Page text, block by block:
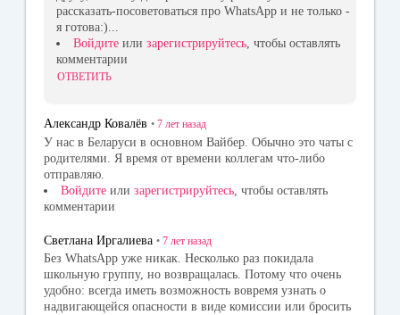
рассказать-посоветоваться про WhatsApp и не только -
я готова:)...
Войдите или зарегистрируйтесь, чтобы оставлять
комментарии
ОТВЕТИТЬ
Александр Ковалёв • 7 лет назад
У нас в Беларуси в основном Вайбер. Обычно это чаты с
родителями. Я время от времени коллегам что-либо
отправляю.
Войдите или зарегистрируйтесь , чтобы оставлять
комментарии
Светлана Иргалиева • 7 лет назад
Без WhatsApp уже никак. Несколько раз покидала
школьную группу, но возвращалась. Потому что очень
удобно: всегда иметь возможность вовремя узнать о
надвигающейся опасности в виде комиссии или бросить